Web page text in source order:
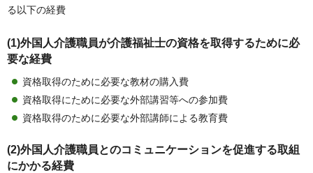
る以下の経費
(1)外国人介護職員が介護福祉士の資格を取得するために必
要な経費
資格取得のために必要な教材の購入費
資格取得にために必要な外部講習等への参加費
資格取得のために必要な外部講師による教育費
(2)外国人介護職員とのコミュニケーションを促進する取組
にかかる経費